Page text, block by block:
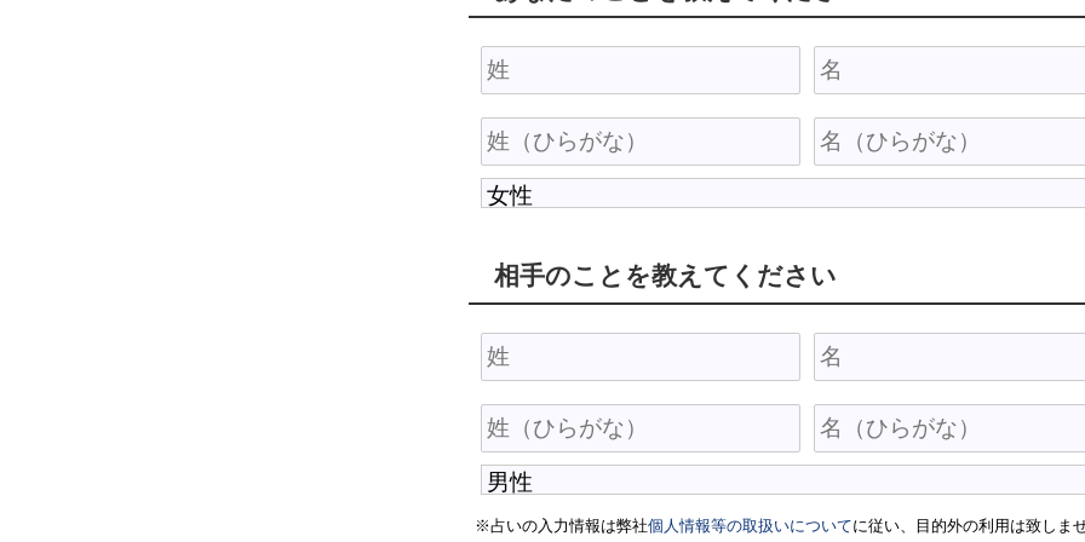
相手のことを教えてください
※占いの入力情報は弊社個人情報等の取扱いについてに従い、目的外の利用は致しま